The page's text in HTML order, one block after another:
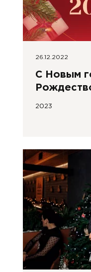
26.12.2022
С Новым
2023